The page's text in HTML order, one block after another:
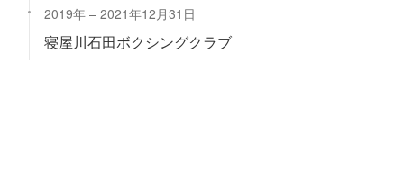
2019年 2021年12月31日
寝屋川石田ボクシングクラブ